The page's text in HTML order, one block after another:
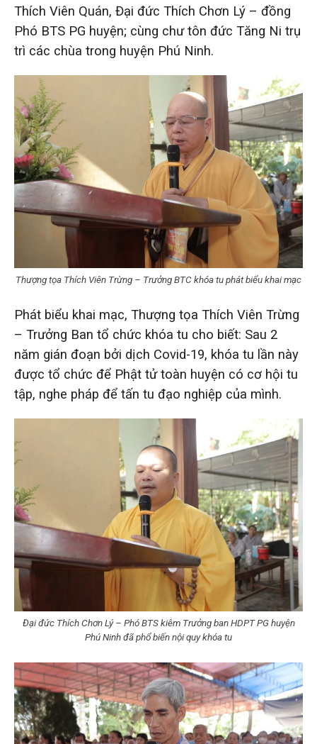
Thích Viên Quán, Đại đức Thích Chơn Lý – đồng
Phó BTS PG huyện; cùng chư tôn đức Tăng Ni trụ
trì các chùa trong huyện Phú Ninh.
Thượng tọa Thích Viên Trừng – Trưởng BTC khóa tu phát biểu khai mạc
Phát biểu khai mạc, Thượng tọa Thích Viên Trừng
– Trưởng Ban tổ chức khóa tu cho biết: Sau 2
năm gián đoạn bởi dịch Covid-19, khóa tu lần này
được tổ chức để Phật tử toàn huyện có cơ hội tu
tập, nghe pháp để tấn tu đạo nghiệp của mình.
Đại đức Thích Chơn Lý – Phó BTS kiêm Trưởng ban HDPT PG huyện
Phú Ninh đã phổ biến nội quy khóa tu